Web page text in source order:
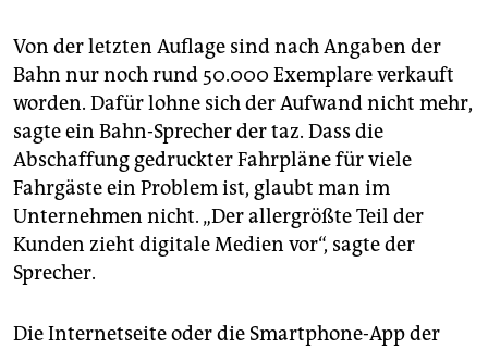
Von der letzten Auflage sind nach Angaben der
Bahn nur noch rund 50.000 Exemplare verkauft
worden. Dafür lohne sich der Aufwand nicht mehr,
sagte ein Bahn-Sprecher der taz. Dass die
Abschaffung gedruckter Fahrpläne für viele
Fahrgäste ein Problem ist, glaubt man im
Unternehmen nicht. „Der allergrößte Teil der
Kunden zieht digitale Medien vor“, sagte der
Sprecher.
Die Internetseite oder die Smartphone-App der